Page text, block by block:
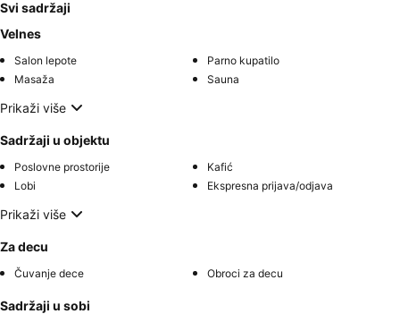
Svi sadržaji
Velnes
Salon lepote
Parno kupatilo
Masaža
Sauna
Prikaži više
Sadržaji u objektu
Poslovne prostorije
Kafić
Lobi
Ekspresna prijava/odjava
Prikaži više
Za decu
Čuvanje dece Obroci za decu
Sadržaji u sobi